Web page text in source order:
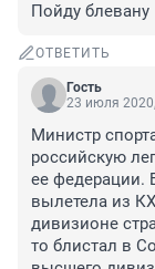
Пойду блевану
ОТВЕТИТЬ
Гость
23 июля
Министр
российскую
ее
вылетела из
дивизионе
то блистал в